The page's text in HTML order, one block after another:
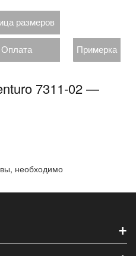
размеров
Оплата Примерка
7311-02 —
необходимо
+